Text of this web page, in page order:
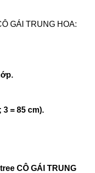
GÁI TRUNG HOA:
= 85 cm).
CÔ GÁI TRUNG